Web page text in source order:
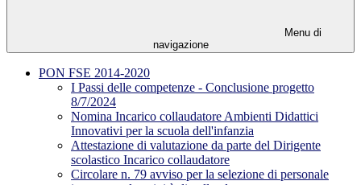
Menu di
navigazione
PON FSE 2014-2020
I Passi delle competenze - Conclusione progetto
8/7/2024
Nomina Incarico collaudatore Ambienti Didattici
Innovativi per la scuola dell'infanzia
Attestazione di valutazione da parte del Dirigente
scolastico Incarico collaudatore
Circolare n. 79 avviso per la selezione di personale